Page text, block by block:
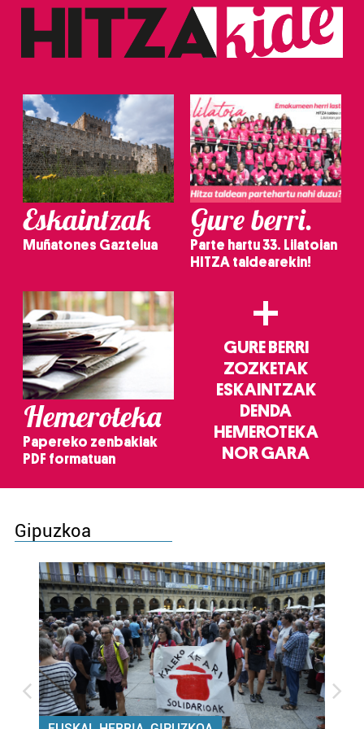
Eskaintzak
Muñatones Gaztelua
Gure berri.
Parte hartu 33. Lilatoian
HITZA taldearekin!
Hemeroteka
Papereko zenbakiak
PDF formatuan
+
GURE BERRI
ZOZKETAK
ESKAINTZAK
DENDA
HEMEROTEKA
NOR GARA
Gipuzkoa